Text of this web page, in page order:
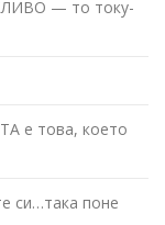
— то току-
е това, което
си…така поне